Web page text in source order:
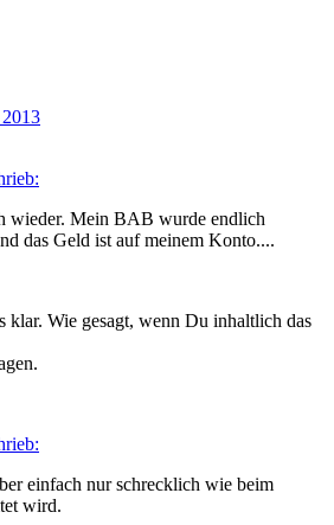
wieder. Mein BAB wurde endlich
das Geld ist auf meinem Konto....
klar. Wie gesagt, wenn Du inhaltlich das
einfach nur schrecklich wie beim
wird.